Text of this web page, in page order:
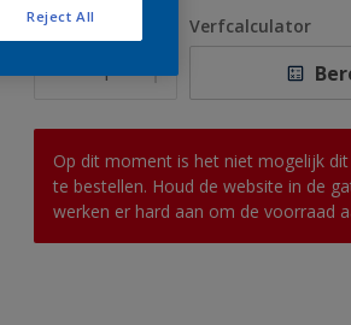
Aantal Verfcalculator
Op dit moment is het niet mogelijk
te bestellen. Houd de website in de
werken er hard aan om de voorraad
Reject All